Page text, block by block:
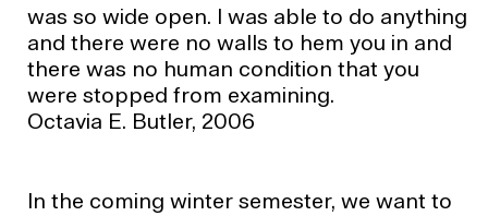
was so wide open. I was able to do anything
and there were no walls to hem you in and
there was no human condition that you
were stopped from examining.
Octavia E. Butler, 2006
In the coming winter semester, we want to